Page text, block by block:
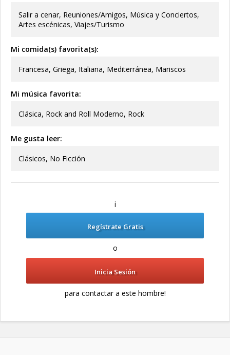
Salir a cenar, Reuniones/Amigos, Música y Conciertos,
Artes escénicas, Viajes/Turismo
Mi comida(s) favorita(s):
Francesa, Griega, Italiana, Mediterránea, Mariscos
Mi música favorita:
Clásica, Rock and Roll Moderno, Rock
Me gusta leer:
Clásicos, No Ficción
¡
Regístrate Gratis
o
Inicia Sesión
para contactar a este hombre!